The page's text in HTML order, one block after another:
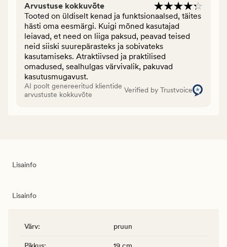
Arvustuse kokkuvõte
Tooted on üldiselt kenad ja funktsionaalsed, täites
hästi oma eesmärgi. Kuigi mõned kasutajad
leiavad, et need on liiga paksud, peavad teised
neid siiski suurepärasteks ja sobivateks
kasutamiseks. Atraktiivsed ja praktilised
omadused, sealhulgas värvivalik, pakuvad
kasutusmugavust.
AI poolt genereeritud klientide
arvustuste kokkuvõte
Verified by Trustvoice
Lisainfo
Lisainfo
Värv: pruun
Pikkus: 19 cm